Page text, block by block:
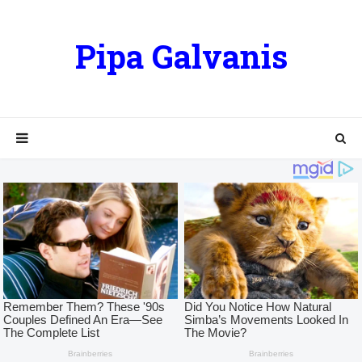
Pipa Galvanis